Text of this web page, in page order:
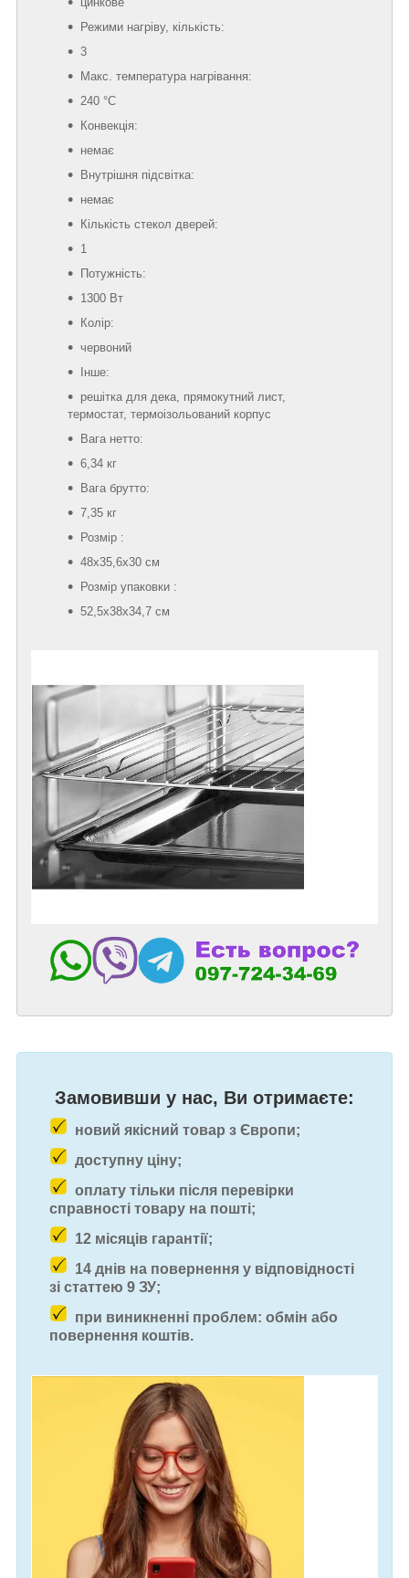
Режими нагріву, кількість:
3
Макс. температура нагрівання:
240 °C
Конвекція:
немає
Внутрішня підсвітка:
немає
Кількість стекол дверей:
1
Потужність:
1300 Вт
Колір:
червоний
Інше:
решітка для дека, прямокутний лист,
термостат, термоізольований корпус
Вага нетто:
6,34 кг
Вага брутто:
7,35 кг
Розмір :
48x35,6x30 см
Розмір упаковки :
52,5x38x34,7 см
Замовивши у нас, Ви отримаєте:
новий якісний товар з Європи;
доступну ціну;
оплату тільки після перевірки
справності товару на пошті;
12 місяців гарантії;
14 днів на повернення у відповідності
зі статтею 9 ЗУ;
при виникненні проблем: обмін або
повернення коштів.